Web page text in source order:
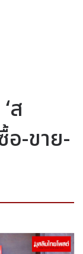
ส
อ-ขาย-